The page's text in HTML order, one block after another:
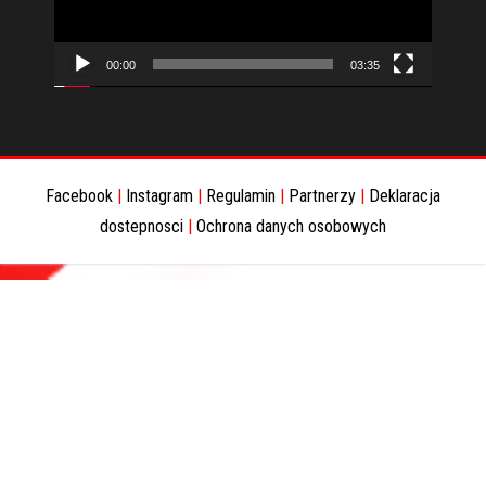
00:00 03:35
Facebook Instagram Regulamin Partnerzy
Deklaracja
dostepnosci
Ochrona danych osobowych